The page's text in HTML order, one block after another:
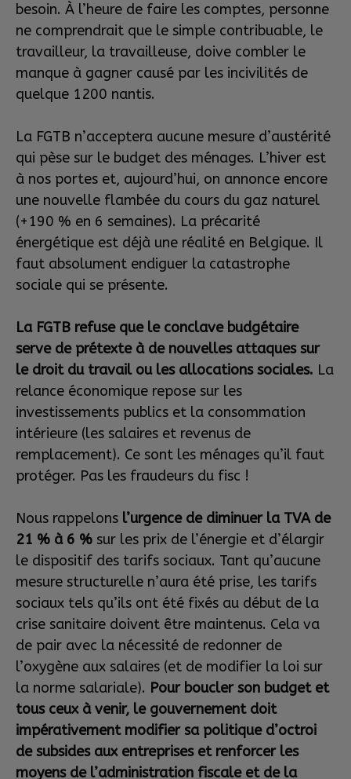
besoin. À l’heure de faire les comptes, personne
ne comprendrait que le simple contribuable, le
travailleur, la travailleuse, doive combler le
manque à gagner causé par les incivilités de
quelque 1200 nantis.
La FGTB n’acceptera aucune mesure d’austérité
qui pèse sur le budget des ménages. L’hiver est
à nos portes et, aujourd’hui, on annonce encore
une nouvelle flambée du cours du gaz naturel
(+190 % en 6 semaines). La précarité
énergétique est déjà une réalité en Belgique. Il
faut absolument endiguer la catastrophe
sociale qui se présente.
La FGTB refuse que le conclave budgétaire
serve de prétexte à de nouvelles attaques sur
le droit du travail ou les allocations sociales. La
relance économique repose sur les
investissements publics et la consommation
intérieure (les salaires et revenus de
remplacement). Ce sont les ménages qu’il faut
protéger. Pas les fraudeurs du fisc !
Nous rappelons l’urgence de diminuer la TVA de
21 % à 6 % sur les prix de l’énergie et d’élargir
le dispositif des tarifs sociaux. Tant qu’aucune
mesure structurelle n’aura été prise, les tarifs
sociaux tels qu’ils ont été fixés au début de la
crise sanitaire doivent être maintenus. Cela va
de pair avec la nécessité de redonner de
l’oxygène aux salaires (et de modifier la loi sur
la norme salariale). Pour boucler son budget et
tous ceux à venir, le gouvernement doit
impérativement modifier sa politique d’octroi
de subsides aux entreprises et renforcer les
moyens de l’administration fiscale et de la